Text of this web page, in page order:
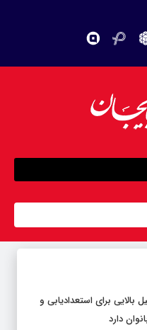
بالایی برای استعدادیابی و
دارد